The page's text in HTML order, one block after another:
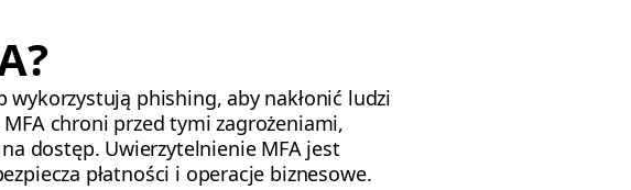
phishing, aby nakłonić ludzi
chroni przed tymi zagrożeniami,
dostęp. Uwierzytelnienie MFA jest
płatności i operacje biznesowe.